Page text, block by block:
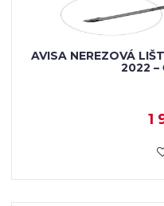
AVISA NEREZOVÁ
2022 –
1